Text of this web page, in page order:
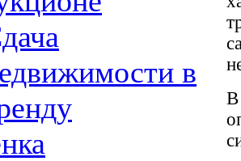
в
В